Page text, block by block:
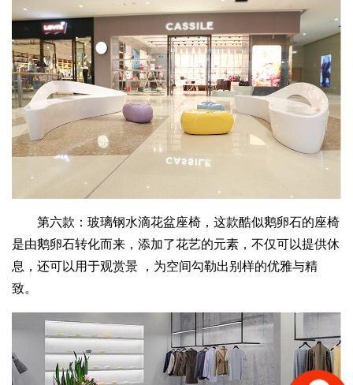
第六款：玻璃钢水滴花盆座椅，这款酷似鹅卵石的座椅
是由鹅卵石转化而来，添加了花艺的元素，不仅可以提供休
息，还可以用于观赏景 ，为空间勾勒出别样的优雅与精
致。